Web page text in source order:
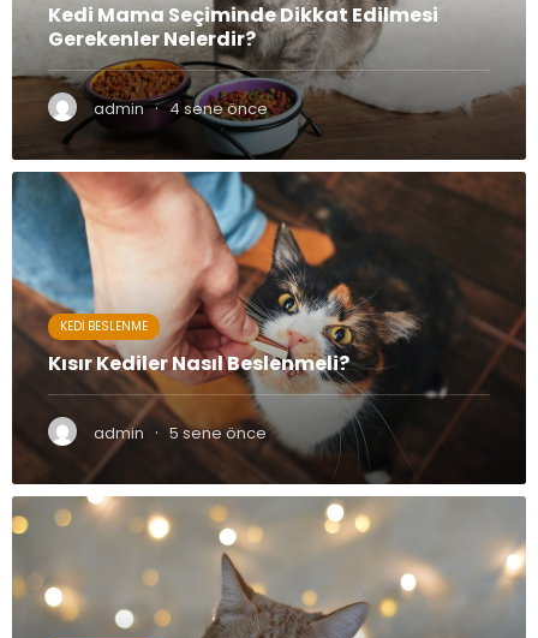
Kedi Mama Seçiminde Dikkat Edilmesi
Gerekenler Nelerdir?
admin · 4 sene önce
KEDI BESLENME
Kısır Kediler Nasıl Beslenmeli?
admin · 5 sene önce